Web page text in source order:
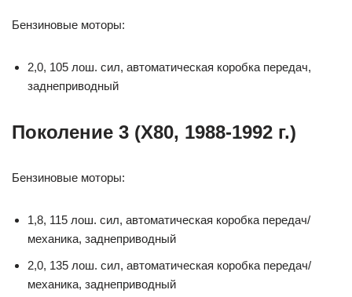
Бензиновые моторы:
2,0, 105 лош. сил, автоматическая коробка передач,
заднеприводный
Поколение 3 (X80, 1988-1992 г.)
Бензиновые моторы:
1,8, 115 лош. сил, автоматическая коробка передач/
механика, заднеприводный
2,0, 135 лош. сил, автоматическая коробка передач/
механика, заднеприводный